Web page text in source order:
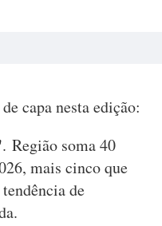
capa nesta edição:
. Região soma 40
mais cinco que
de